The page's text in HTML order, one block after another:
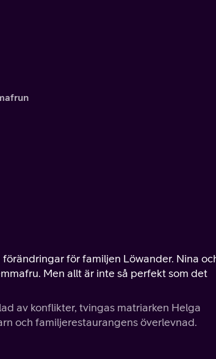
för familjen Löwander. Nina
Men allt är inte så perfekt som det
av konflikter, tvingas matriarken Helga
och familjerestaurangens överlevnad.